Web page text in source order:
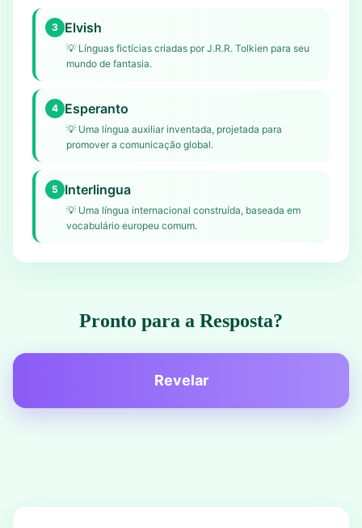
3 Elvish
💡 Línguas fictícias criadas por J.R.R. Tolkien para seu
mundo de fantasia.
4 Esperanto
💡 Uma língua auxiliar inventada, projetada para
promover a comunicação global.
5 Interlingua
💡 Uma língua internacional construída, baseada em
vocabulário europeu comum.
Pronto para a Resposta?
Revelar